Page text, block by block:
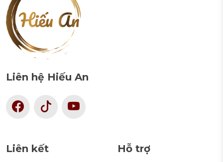
Liên hệ Hiếu An
Liên kết Hỗ trợ